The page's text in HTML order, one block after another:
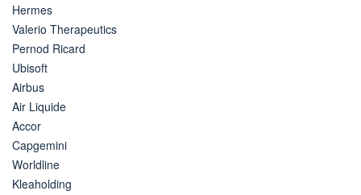
Hermes
Valerio Therapeutics
Pernod Ricard
Ubisoft
Airbus
Air Liquide
Accor
Capgemini
Worldline
Kleaholding